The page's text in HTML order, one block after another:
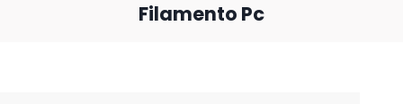
Filamento Pc